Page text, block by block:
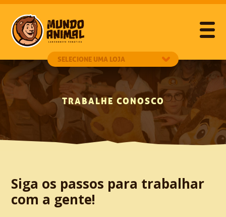
TRABALHE CONOSCO
Siga os passos para trabalhar
com a gente!